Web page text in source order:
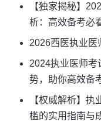
【独家揭秘】
析：高效备考必
2026西医执业医
2024执业医师考
势，助你高效备
【权威解析】执
槛的实用指南与